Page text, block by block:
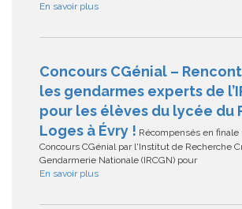
En savoir plus
Concours CGénial –
les gendarmes experts de
pour les élèves du lycée du
Loges à Évry ! Récompensés en
Concours CGénial par l'Institut de Recherche
Gendarmerie Nationale (IRCGN) pour
En savoir plus